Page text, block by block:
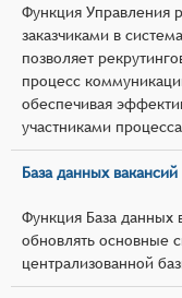
Функция Управления
заказчиками в
позволяет
процесс
обеспечивая
участниками
База данных вакансий
Функция База данных
обновлять основные
централизованной